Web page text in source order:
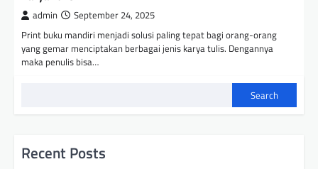
admin September 24, 2025
Print buku mandiri menjadi solusi paling tepat bagi orang-orang
yang gemar menciptakan berbagai jenis karya tulis. Dengannya
maka penulis bisa…
Search
Recent Posts